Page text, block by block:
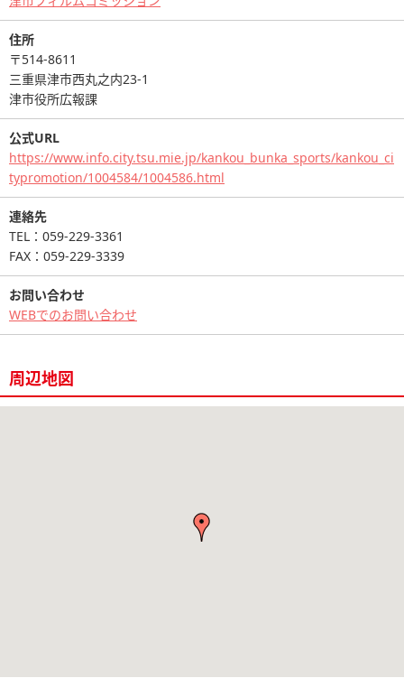
住所
〒514-8611
三重県津市西丸之内23-1
津市役所広報課
公式URL
https://www.info.city.tsu.mie.jp/kankou_bunka_sports/kankou_ci
typromotion/1004584/1004586.html
連絡先
TEL：059-229-3361
FAX：059-229-3339
お問い合わせ
WEBでのお問い合わせ
周辺地図